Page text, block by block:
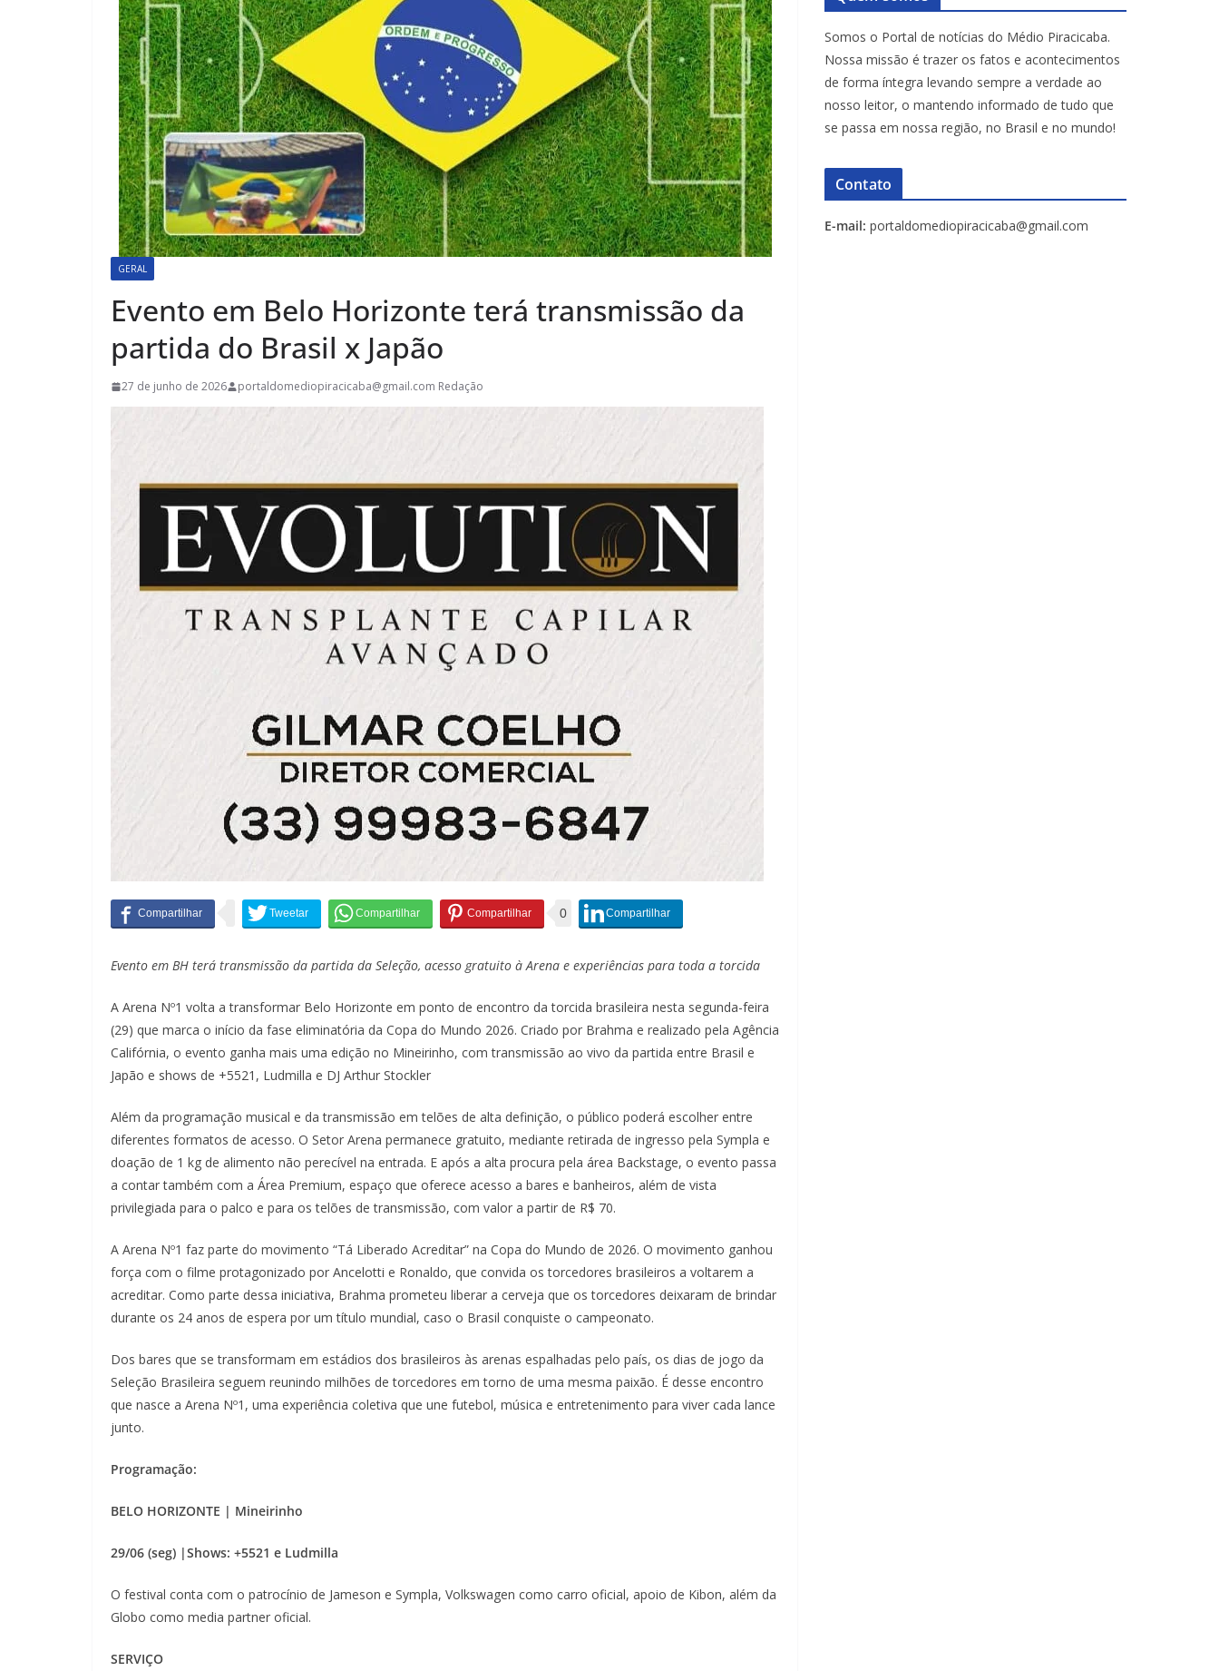
GERAL
Evento em Belo Horizonte terá transmissão da
partida do Brasil x Japão
27 de junho de 2026 portaldomediopiracicaba@gmail.com Redação
0
Evento em BH terá transmissão da partida da Seleção, acesso gratuito à Arena e experiências para toda a torcida
A Arena Nº1 volta a transformar Belo Horizonte em ponto de encontro da torcida brasileira nesta segunda-feira
(29) que marca o início da fase eliminatória da Copa do Mundo 2026. Criado por Brahma e realizado pela Agência
Califórnia, o evento ganha mais uma edição no Mineirinho, com transmissão ao vivo da partida entre Brasil e
Japão e shows de +5521, Ludmilla e DJ Arthur Stockler
Além da programação musical e da transmissão em telões de alta definição, o público poderá escolher entre
diferentes formatos de acesso. O Setor Arena permanece gratuito, mediante retirada de ingresso pela Sympla e
doação de 1 kg de alimento não perecível na entrada. E após a alta procura pela área Backstage, o evento passa
a contar também com a Área Premium, espaço que oferece acesso a bares e banheiros, além de vista
privilegiada para o palco e para os telões de transmissão, com valor a partir de R$ 70.
A Arena Nº1 faz parte do movimento “Tá Liberado Acreditar” na Copa do Mundo de 2026. O movimento ganhou
força com o filme protagonizado por Ancelotti e Ronaldo, que convida os torcedores brasileiros a voltarem a
acreditar. Como parte dessa iniciativa, Brahma prometeu liberar a cerveja que os torcedores deixaram de brindar
durante os 24 anos de espera por um título mundial, caso o Brasil conquiste o campeonato.
Dos bares que se transformam em estádios dos brasileiros às arenas espalhadas pelo país, os dias de jogo da
Seleção Brasileira seguem reunindo milhões de torcedores em torno de uma mesma paixão. É desse encontro
que nasce a Arena Nº1, uma experiência coletiva que une futebol, música e entretenimento para viver cada lance
junto.
Programação:
BELO HORIZONTE | Mineirinho
29/06 (seg) |Shows: +5521 e Ludmilla
O festival conta com o patrocínio de Jameson e Sympla, Volkswagen como carro oficial, apoio de Kibon, além da
Globo como media partner oficial.
SERVIÇO
Somos o Portal de notícias do Médio Piracicaba.
Nossa missão é trazer os fatos e acontecimentos
de forma íntegra levando sempre a verdade ao
nosso leitor, o mantendo informado de tudo que
se passa em nossa região, no Brasil e no mundo!
Contato
E-mail: portaldomediopiracicaba@gmail.com